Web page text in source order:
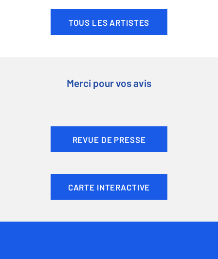
TOUS LES ARTISTES
Merci pour vos avis
REVUE DE PRESSE
CARTE INTERACTIVE